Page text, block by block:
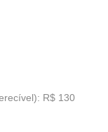
R$ 130